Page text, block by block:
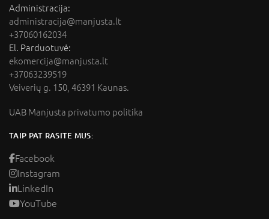
Administracija:
administracija@manjusta.lt
+37060162034
El. Parduotuvė:
ekomercija@manjusta.lt
+37063239519
Veiverių g. 150, 46391 Kaunas.
UAB Manjusta privatumo politika
TAIP PAT RASITE MUS:
Facebook
Instagram
LinkedIn
YouTube